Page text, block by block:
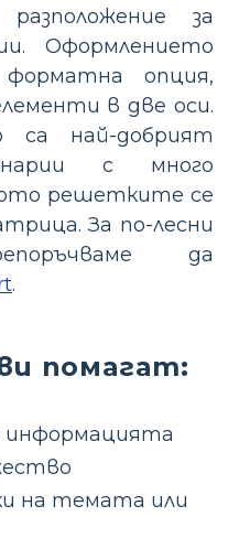
за
Оформлението
опция,
в две оси.
най-добрият
с много
решетките се
За по-лесни
да
.
помагат:
информацията
на темата или